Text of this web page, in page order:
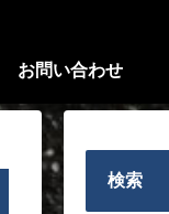
お問い合わせ
検索